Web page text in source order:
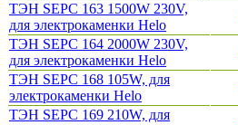
ТЭН SEPC 163 1500W 230V,
для электрокаменки Helo
ТЭН SEPC 164 2000W 230V,
для электрокаменки Helo
ТЭН SEPC 168 105W, для
электрокаменки Helo
ТЭН SEPC 169 210W, для